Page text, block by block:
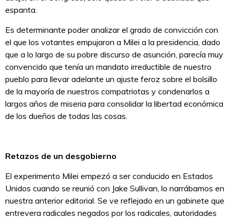
espanta.
Es determinante poder analizar el grado de convicción con
el que los votantes empujaron a Milei a la presidencia, dado
que a lo largo de su pobre discurso de asunción, parecía muy
convencido que tenía un mandato irreductible de nuestro
pueblo para llevar adelante un ajuste feroz sobre el bolsillo
de la mayoría de nuestros compatriotas y condenarlos a
largos años de miseria para consolidar la libertad económica
de los dueños de todas las cosas.
Retazos de un desgobierno
El experimento Milei empezó a ser conducido en Estados
Unidos cuando se reunió con Jake Sullivan, lo narrábamos en
nuestra anterior editorial. Se ve reflejado en un gabinete que
entrevera radicales negados por los radicales, autoridades